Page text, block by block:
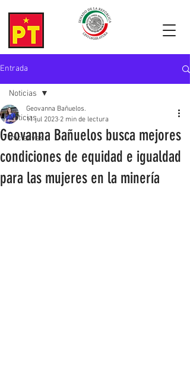
Entrada
Noticias
Iniciativas
Noticias
Geovanna Bañuelos busca mejores
condiciones de equidad e igualdad
para las mujeres en la minería
Geovanna Bañuelos.
11 jul 2023 2 min de lectura